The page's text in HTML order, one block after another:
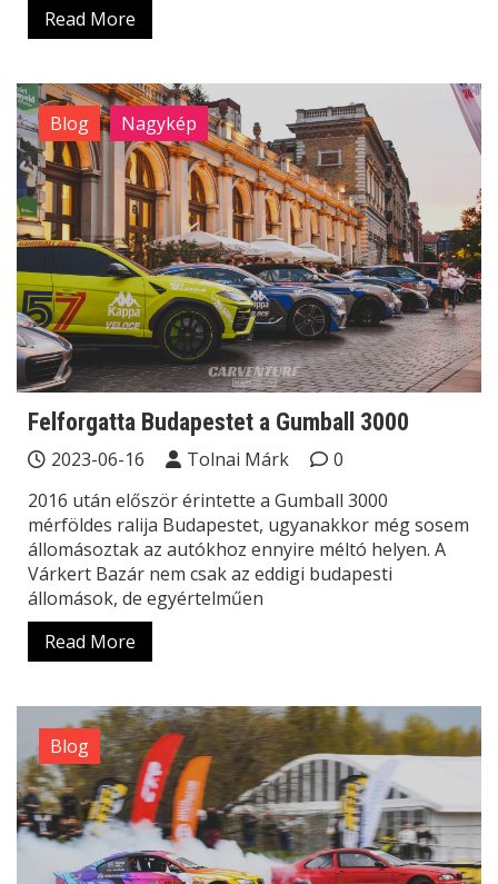
Read More
Blog Nagykép
Felforgatta Budapestet a Gumball 3000
2023-06-16 Tolnai Márk
0
2016 után először érintette a Gumball 3000
mérföldes ralija Budapestet, ugyanakkor még sosem
állomásoztak az autókhoz ennyire méltó helyen. A
Várkert Bazár nem csak az eddigi budapesti
állomások, de egyértelműen
Read More
Blog